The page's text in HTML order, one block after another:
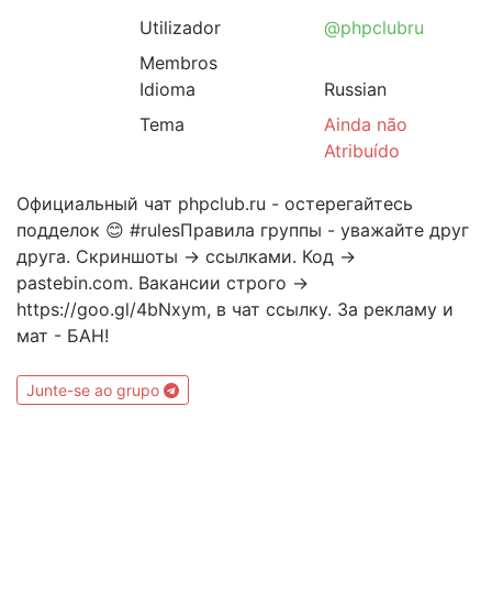
Utilizador
@phpclubru
Membros
Idioma
Russian
Tema
Ainda não
Atribuído
Официальный чат phpclub.ru - остерегайтесь
подделок 😊 #rulesПравила группы - уважайте друг
друга. Скриншоты -> ссылками. Код ->
pastebin.com. Вакансии строго ->
https://goo.gl/4bNxym, в чат ссылку. За рекламу и
мат - БАН!
Junte-se ao grupo